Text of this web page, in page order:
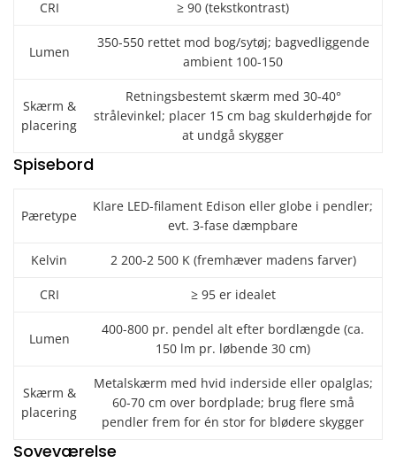
CRI ≥ 90 (tekstkontrast)
Lumen
350-550 rettet mod bog/sytøj; bagvedliggende
ambient 100-150
Skærm &
placering
Retningsbestemt skærm med 30-40°
strålevinkel; placer 15 cm bag skulderhøjde for
at undgå skygger
Spisebord
Pæretype
Klare LED-filament Edison eller globe i pendler;
evt. 3-fase dæmpbare
Kelvin 2 200-2 500 K (fremhæver madens farver)
CRI ≥ 95 er idealet
Lumen
400-800 pr. pendel alt efter bordlængde (ca.
150 lm pr. løbende 30 cm)
Skærm &
placering
Metalskærm med hvid inderside eller opalglas;
60-70 cm over bordplade; brug flere små
pendler frem for én stor for blødere skygger
Soveværelse